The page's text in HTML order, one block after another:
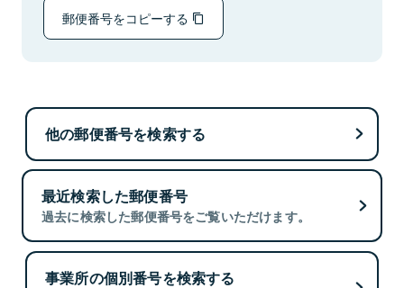
郵便番号をコピーする
他の郵便番号を検索する
最近検索した郵便番号
過去に検索した郵便番号をご覧いただけます。
事業所の個別番号を検索する